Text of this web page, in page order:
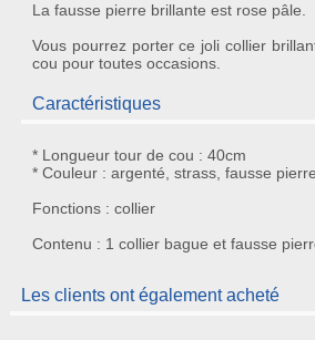
La fausse pierre brillante est rose pâle.
Vous pourrez porter ce jolicollier
cou pour toutes occasions.
Caractéristiques
* Longueur tour de cou : 40cm
* Couleur : argenté, strass, fausse
Fonctions : collier
Contenu : 1 collier bague et fausse
Les clients ont également acheté